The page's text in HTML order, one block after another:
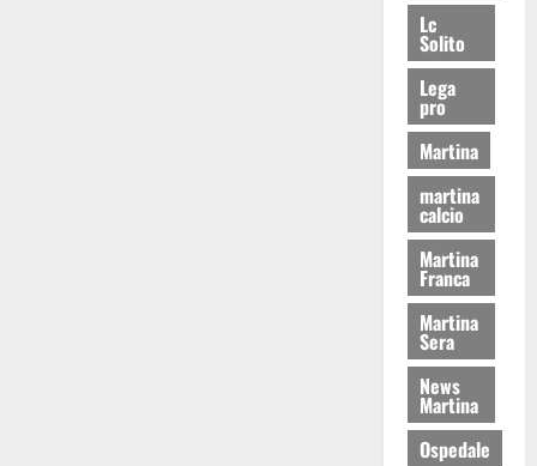
Lc
Solito
Lega
pro
Martina
martina
calcio
Martina
Franca
Martina
Sera
News
Martina
Ospedale